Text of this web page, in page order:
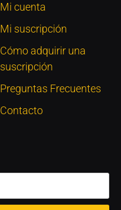
Mi cuenta
Mi suscripción
Cómo adquirir una
suscripción
Preguntas Frecuentes
Contacto